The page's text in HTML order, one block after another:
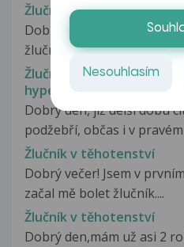
Žlučník s kameny...
Dobrý den, měla bych
žlučníku. Je mi 37, na sonu
Žlučník s patrnými
hyperechy
Dobrý den, již delší dobu
podžebří, občas i v pravém
Žlučník v těhotenství
Dobrý večer! Jsem v
začal mě bolet žlučník....
Žlučník v těhotenství
Dobrý den,mám už asi 2
Nesouhlasím